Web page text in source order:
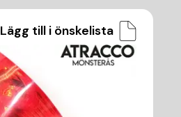
Lägg till i önskelista